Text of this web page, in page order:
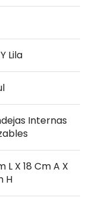
Lila
Internas
L X 18 Cm A X
H